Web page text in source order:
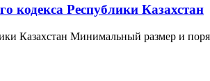
кодекса Республики Казахстан
Казахстан Минимальный размер и